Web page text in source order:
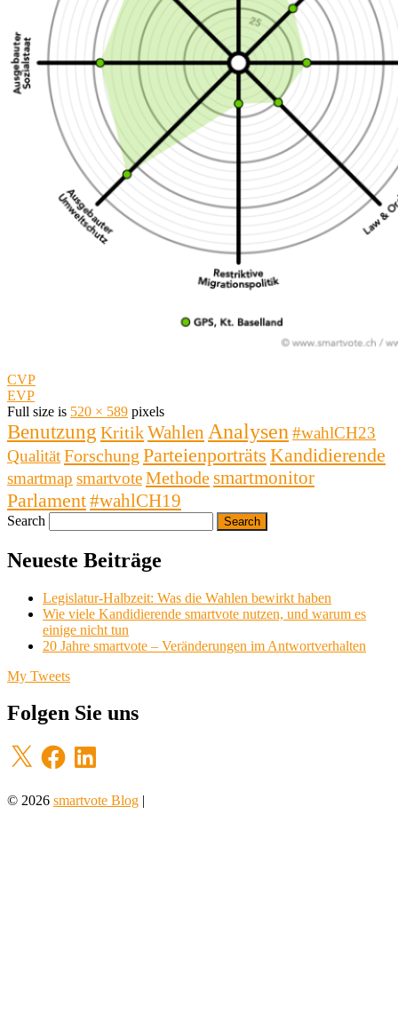
CVP
EVP
Full size is 520 × 589 pixels
Benutzung KritikWahlen Analysen #wahlCH23
QualitätForschung Parteienporträts Kandidierende
smartmap smartvoteMethodesmartmonitor
Parlament#wahlCH19
Search
Neueste Beiträge
Legislatur-Halbzeit: Was die Wahlen bewirkt haben
Wie viele Kandidierende smartvote nutzen, und warum es
einige nicht tun
20 Jahre smartvote – Veränderungen im Antwortverhalten
My Tweets
Folgen Sie uns
X FacebookLinkedIn
© 2026 smartvote Blog |